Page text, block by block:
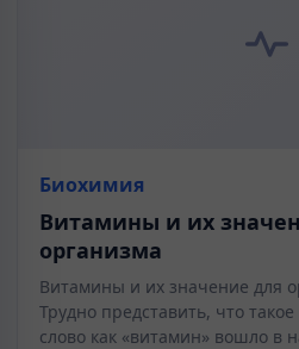
Биохимия
Витамины и их
организма
Витамины и их значение для
Трудно представить, что
слово как «витамин» вошло в